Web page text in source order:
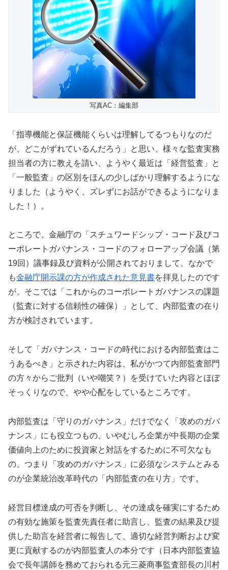
写真AC：編集部
「指導機能と保証機能くらいは理解してるつもりなのだ
が、どこがずれているんだろう」と思い、様々な監査実務
担当者の方に教えを請い、ようやく最近は「経営監査」と
「一般監査」の区別をほんの少しばかり理解するようにな
りました（ようやく、ズレずにお話ができるようになりま
した！）。
ところで、金融庁の「スチュワードシップ・コード及びコ
ーポレートガバナンス・コードのフォローアップ会議（第
19回）議事録及び資料が公開されておりまして、なかで
も金融庁開示課の方が作成された意見書を拝見したのです
が、そこでは「これからのコーポレートガバナンスの課題
（監査に対する信頼性の確保）」として、内部監査の在り
方が検討されています。
そして「ガバナンス・コードの時代における内部監査はこ
うあるべき」と示された内容は、私がかつて内部監査部門
の方々からご批判（いや嘲笑？）を受けていた内容とほぼ
そっくりなので、やや心配をしているところです。
内部監査は「守りのガバナンス」だけでなく「攻めのガバ
ナンス」にも役立つもの、いやむしろ企業が中長期の企業
価値向上のために投資家と対話をするために不可欠なも
の、つまり「攻めのガバナンス」に必須なシステムとみる
のが企業統治改革時代の「内部監査の在り方」です。
経営目標達成の可否を判断し、その達成を確実にするため
の有効な施策を監査先責任者に助言し、監査の結果及び提
供した助言を経営者に報告して、適切な経営判断および変
更に貢献するのが内部監査人の本分です（日本内部監査協
会で長年講師を務めておられる元三菱商事監査部長の川村